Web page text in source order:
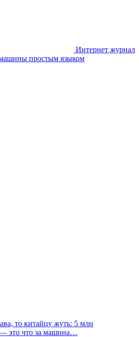
Интернет журнал
простым языком
то китайцу жуть: 5 млн
— это что за машина…